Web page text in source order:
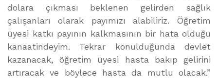
dolara çıkması beklenen gelirden sağlık
çalışanları olarak payımızı alabiliriz. Öğretim
üyesi katkı payının kalkmasının bir hata olduğu
kanaatindeyim. Tekrar konulduğunda devlet
kazanacak, öğretim üyesi hasta bakıp gelirini
artıracak ve böylece hasta da mutlu olacak.”